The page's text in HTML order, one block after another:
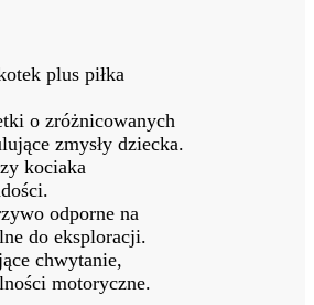
plus piłka
o zróżnicowanych
zmysły dziecka.
kociaka
odporne na
do eksploracji.
chwytanie,
motoryczne.